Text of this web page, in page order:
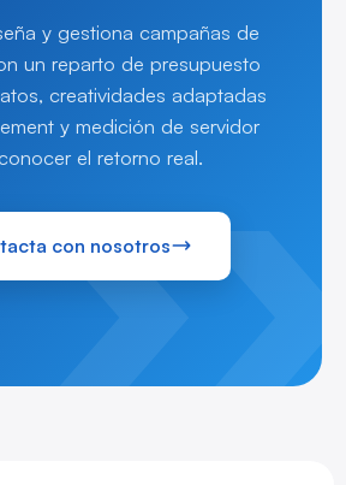
y gestiona campañas de
un reparto de presupuesto
creatividades adaptadas
y medición de servidor
el retorno real.
con nosotros